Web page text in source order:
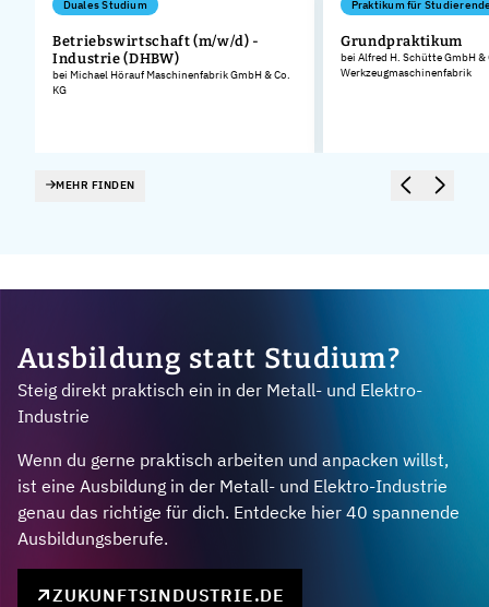
Duales Studium
Betriebswirtschaft (m/w/d) -
Industrie (DHBW)
bei Michael Hörauf Maschinenfabrik GmbH & Co.
KG
Praktikum für
Grundpraktikum
bei Alfred H. Schütte GmbH &
Werkzeugmaschinenfabrik
MEHR FINDEN
Ausbildung statt Studium?
Steig direkt praktisch ein in der Metall- und Elektro-
Industrie
Wenn du gerne praktisch arbeiten und anpacken willst,
ist eine Ausbildung in der Metall- und Elektro-Industrie
genau das richtige für dich. Entdecke hier 40 spannende
Ausbildungsberufe.
ZUKUNFTSINDUSTRIE.DE